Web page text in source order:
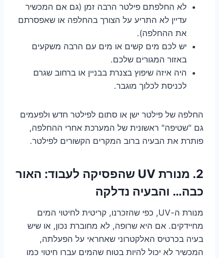
לא החלפתם פילטר הרבה זמן (גם אם המכשיר
עדיין לא התריע על הצורך בהחלפה או שאפסרתם
את ההחלפה).
יש לכם מים קשים או מים עם הרבה משקעים
באזור המגורים שלכם.
היה איזה שיפוץ בצנרת בבניין או ברחוב שגרם
לכניסת לכלוך מוגבר.
החלפה של פילטר ישן או סתום לפילטר חדש ולפעמים
גם "שטיפה" ראשונית של המערכת אחרי ההחלפה,
פותרת את הבעיה ברוב המקרים הקשורים לפילטר.
2. מנורת UV שהפסיקה לעבוד: האור
כבה… והבעיה נדלקה
מנורת ה-UV, כפי שהזכרנו, קריטית לחיטוי המים
מחיידקים. אם היא שרופה, לא מחוברת נכון, או שיש
בעיה בכרטיס האלקטרוני שאחראי על הפעלתה,
המכשיר לא יכול להיות בטוח שהמים עברו חיטוי כמו